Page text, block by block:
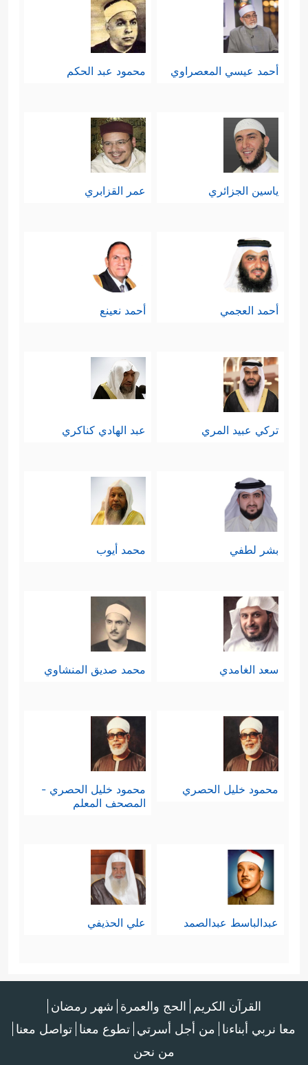
أحمد عيسي المعصراوي محمود عبد الحكم
ياسين الجزائري عمر القزابري
أحمد العجمي أحمد نعينع
تركي عبيد المري عبد الهادي كناكري
بشر لطفي محمد أيوب
سعد الغامدي محمد صديق المنشاوي
محمود خليل الحصري
محمود خليل الحصري -
المصحف المعلم
عبدالباسط عبدالصمد علي الحذيفي
القرآن الكريم الحج والعمرة شهر رمضان
معا نربي أبناءنا من أجل أسرتي تطوع معنا تواصل معنا
من نحن